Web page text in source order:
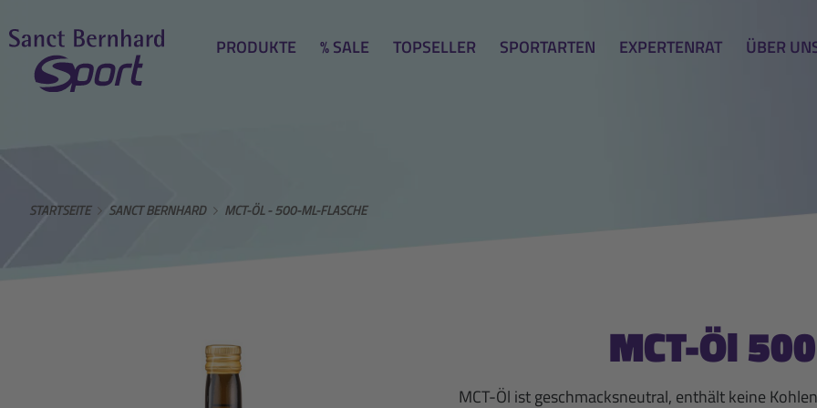
PRODUKTE % SALE TOPSELLER SPORTARTEN EXPERTENRAT ÜBER
STARTSEITE SANCT BERNHARD MCT-ÖL - 500-ML-FLASCHE
MCT-Öl
MCT-Öl ist geschmacksneutral, enthält keine